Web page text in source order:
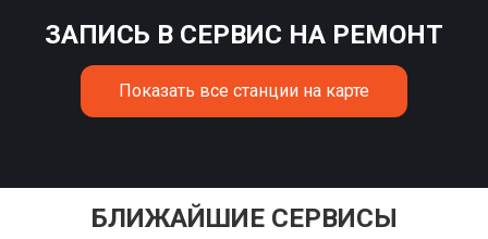
ЗАПИСЬ В СЕРВИС НА РЕМОНТ
Показать все станции на карте
БЛИЖАЙШИЕ СЕРВИСЫ